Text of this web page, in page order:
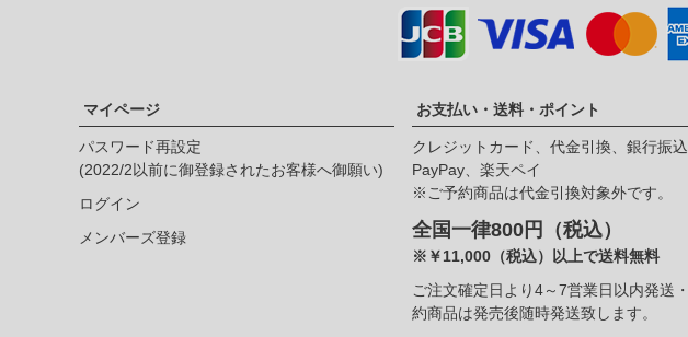
マイページ
パスワード再設定
(2022/2以前に御登録されたお客様へ御願い)
ログイン
メンバーズ登録
お支払い・送料・ポイント
クレジットカード、代金引換、銀行振込
PayPay、楽天ペイ
※ご予約商品は代金引換対象外です。
全国一律800円（税込）
※￥11,000（税込）以上で送料無料
ご注文確定日より4～7営業日以内発送
約商品は発売後随時発送致します。